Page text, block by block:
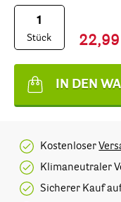
IN DEN
Stück
Kostenloser
Klimaneutraler
Sicherer Kauf